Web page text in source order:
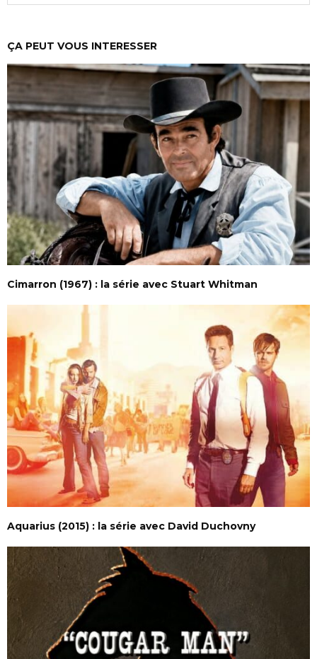
ÇA PEUT VOUS INTERESSER
Cimarron (1967) : la série avec Stuart Whitman
Aquarius (2015) : la série avec David Duchovny